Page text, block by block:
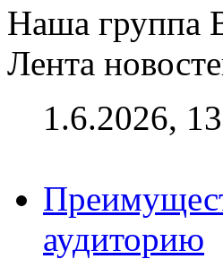
Наша группа
Лента
1.6.2026,
аудиторию